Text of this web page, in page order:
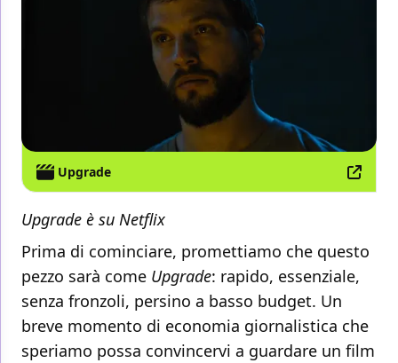
Upgrade
Upgrade è su Netflix
Prima di cominciare, promettiamo che questo
pezzo sarà come Upgrade: rapido, essenziale,
senza fronzoli, persino a basso budget. Un
breve momento di economia giornalistica che
speriamo possa convincervi a guardare un film